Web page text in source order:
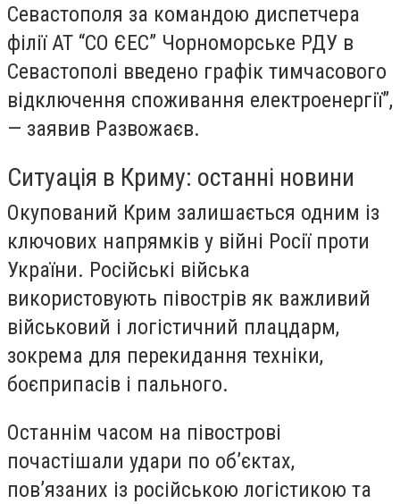
Севастополя за командою диспетчера
філії АТ “СО ЄЕС” Чорноморське РДУ в
Севастополі введено графік тимчасового
відключення споживання електроенергії”,
— заявив Развожаєв.
Ситуація в Криму: останні новини
Окупований Крим залишається одним із
ключових напрямків у війні Росії проти
України. Російські війська
використовують півострів як важливий
військовий і логістичний плацдарм,
зокрема для перекидання техніки,
боєприпасів і пального.
Останнім часом на півострові
почастішали удари по об’єктах,
пов’язаних із російською логістикою та